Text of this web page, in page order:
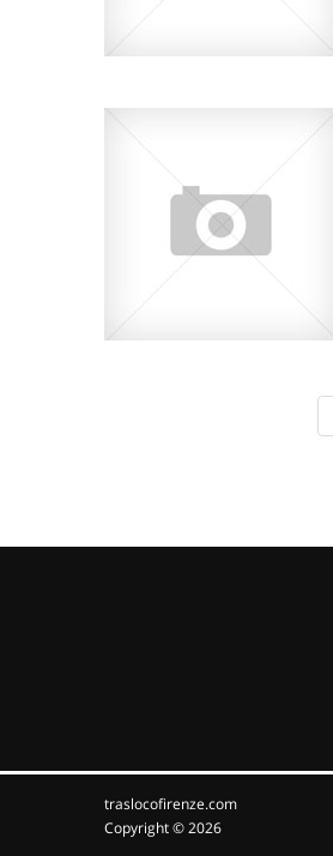
traslocofirenze.com
Copyright © 2026